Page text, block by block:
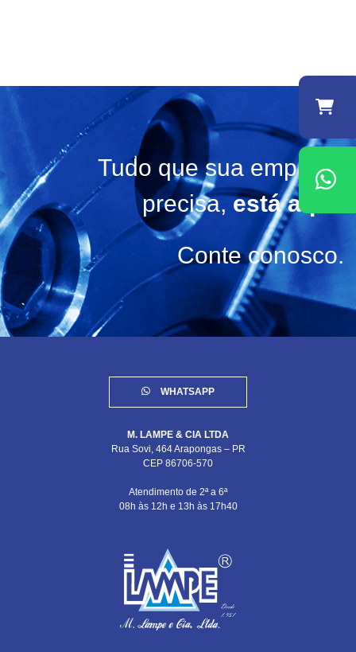
Tudo que sua empresa
precisa,está aqui!
Conte conosco.
WHATSAPP
M. LAMPE & CIA LTDA
Rua Sovi, 464 Arapongas – PR
CEP 86706-570
Atendimento de 2ª a 6ª
08h às 12h e 13h às 17h40